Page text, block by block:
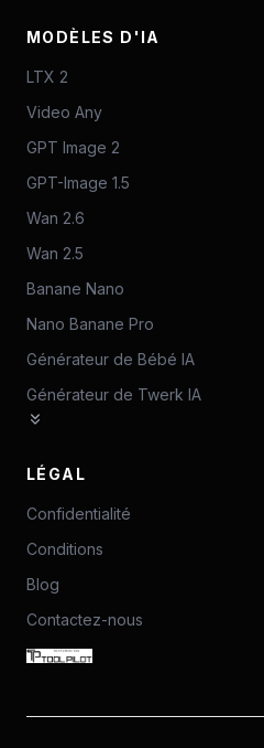
MODÈLES D'IA
LTX 2
Video Any
GPT Image 2
GPT-Image 1.5
Wan 2.6
Wan 2.5
Banane Nano
Nano Banane Pro
Générateur de Bébé IA
Générateur de Twerk IA
LÉGAL
Confidentialité
Conditions
Blog
Contactez-nous